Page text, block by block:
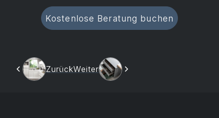
Kostenlose Beratung buchen
ZurückWeiter